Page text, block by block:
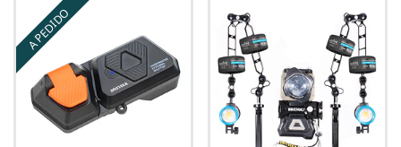
A PEDIDO